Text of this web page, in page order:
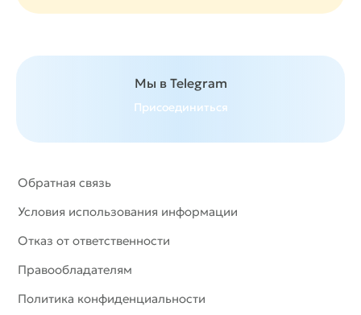
Мы в Telegram
Присоединиться
Обратная связь
Условия использования информации
Отказ от ответственности
Правообладателям
Политика конфиденциальности